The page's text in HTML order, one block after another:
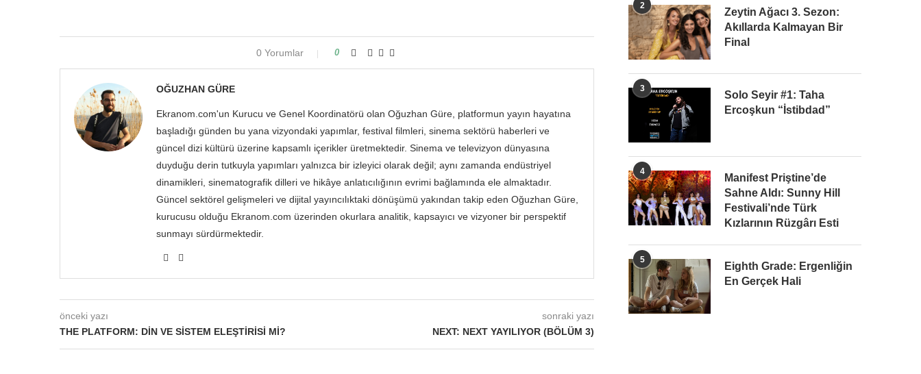
0 Yorumlar 0
OĞUZHAN GÜRE
Ekranom.com'un Kurucu ve Genel Koordinatörü olan Oğuzhan Güre, platformun yayın hayatına
başladığı günden bu yana vizyondaki yapımlar, festival filmleri, sinema sektörü haberleri ve
güncel dizi kültürü üzerine kapsamlı içerikler üretmektedir. Sinema ve televizyon dünyasına
duyduğu derin tutkuyla yapımları yalnızca bir izleyici olarak değil; aynı zamanda endüstriyel
dinamikleri, sinematografik dilleri ve hikâye anlatıcılığının evrimi bağlamında ele almaktadır.
Güncel sektörel gelişmeleri ve dijital yayıncılıktaki dönüşümü yakından takip eden Oğuzhan Güre,
kurucusu olduğu Ekranom.com üzerinden okurlara analitik, kapsayıcı ve vizyoner bir perspektif
sunmayı sürdürmektedir.
önceki yazı
THE PLATFORM: DIN VE SISTEM ELEŞTIRISI MI?
sonraki yazı
NEXT: NEXT YAYILIYOR (BÖLÜM 3)
2
Zeytin Ağacı 3. Sezon:
Akıllarda Kalmayan Bir
Final
3
Solo Seyir #1: Taha
Ercoşkun “İstibdad”
4
Manifest Priştine’de
Sahne Aldı: Sunny Hill
Festivali’nde Türk
Kızlarının Rüzgârı Esti
5
Eighth Grade: Ergenliğin
En Gerçek Hali